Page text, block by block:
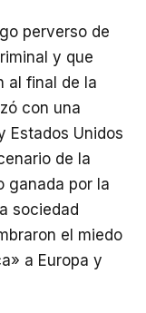
perverso de
y que
al final de la
con una
Estados Unidos
de la
ganada por la
sociedad
el miedo
a Europa y